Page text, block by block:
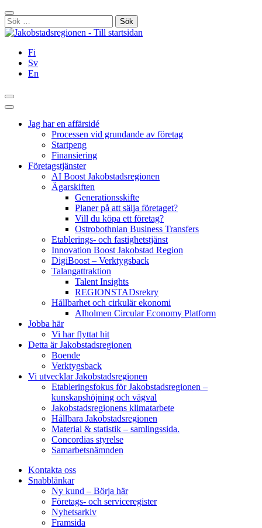
Hoppa
till
innehållet
Stäng
Sök
efter:
Fi
Sv
En
Sök
Huvudmeny
Jag har en affärsidé
Processen vid grundande av företag
Startpeng
Finansiering
Företagstjänster
AI Boost Jakobstadsregionen
Ägarskiften
Generationsskifte
Planer på att sälja företaget?
Vill du köpa ett företag?
Ostrobothnian Business Transfers
Etablerings- och fastighetstjänst
Innovation Boost Jakobstad Region
DigiBoost – Verktygsback
Talangattraktion
Talent Insights
REGIONSTADsrekry
Hållbarhet och cirkulär ekonomi
Alholmen Circular Economy Platform
Jobba här
Vi har flyttat hit
Detta är Jakobstadsregionen
Boende
Verktygsback
Vi utvecklar Jakobstadsregionen
Etableringsfokus för Jakobstadsregionen –
kunskapshöjning och vägval
Jakobstadsregionens klimatarbete
Hållbara Jakobstadsregionen
Material & statistik – samlingssida.
Concordias styrelse
Samarbetsnämnden
Kontakta oss
Snabblänkar
Ny kund – Börja här
Företags- och serviceregister
Nyhetsarkiv
Framsida